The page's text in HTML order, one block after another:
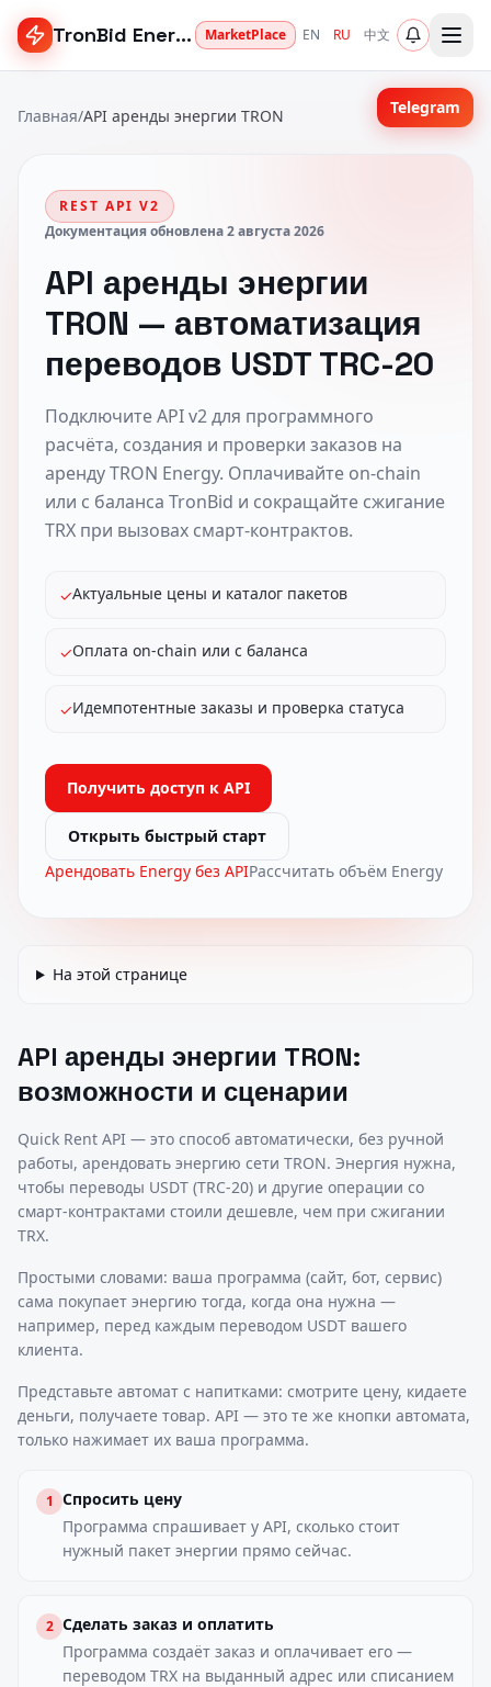
TronBid Energy MarketPlace EN RU 中文
Главная/API аренды энергии TRON
REST API V2
Документация обновлена 2 августа 2026
API аренды энергии
TRON — автоматизация
переводов USDT TRC-20
Подключите API v2 для программного
расчёта, создания и проверки заказов на
аренду TRON Energy. Оплачивайте on-chain
или с баланса TronBid и сокращайте сжигание
TRX при вызовах смарт-контрактов.
✓Актуальные цены и каталог пакетов
✓Оплата on-chain или с баланса
✓Идемпотентные заказы и проверка статуса
Получить доступ к API
Открыть быстрый старт
Арендовать Energy без APIРассчитать объём Energy
На этой странице
API аренды энергии TRON:
возможности и сценарии
Quick Rent API — это способ автоматически, без ручной
работы, арендовать энергию сети TRON. Энергия нужна,
чтобы переводы USDT (TRC-20) и другие операции со
смарт-контрактами стоили дешевле, чем при сжигании
TRX.
Простыми словами: ваша программа (сайт, бот, сервис)
сама покупает энергию тогда, когда она нужна —
например, перед каждым переводом USDT вашего
клиента.
Представьте автомат с напитками: смотрите цену, кидаете
деньги, получаете товар. API — это те же кнопки автомата,
только нажимает их ваша программа.
1 Спросить цену
Программа спрашивает у API, сколько стоит
нужный пакет энергии прямо сейчас.
2 Сделать заказ и оплатить
Программа создаёт заказ и оплачивает его —
переводом TRX на выданный адрес или списанием
Telegram